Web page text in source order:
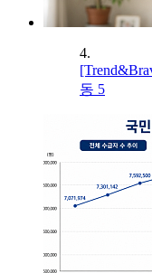
4.
동 5